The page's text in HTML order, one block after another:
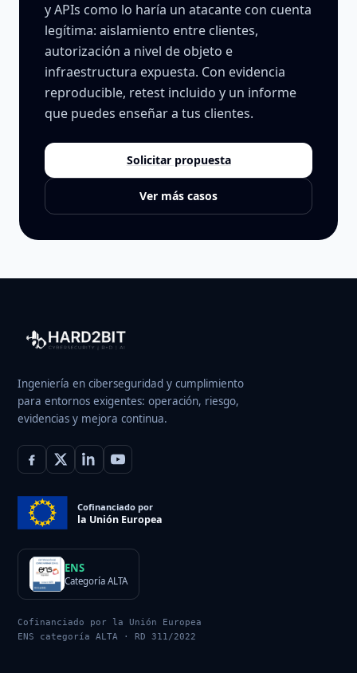
y APIs como lo haría un atacante con cuenta
legítima: aislamiento entre clientes,
autorización a nivel de objeto e
infraestructura expuesta. Con evidencia
reproducible, retest incluido y un informe
que puedes enseñar a tus clientes.
Solicitar propuesta
Ver más casos
Ingeniería en ciberseguridad y cumplimiento
para entornos exigentes: operación, riesgo,
evidencias y mejora continua.
Cofinanciado por
la Unión Europea
ENS
Categoría ALTA
Cofinanciado por la Unión Europea
ENS categoría ALTA · RD 311/2022